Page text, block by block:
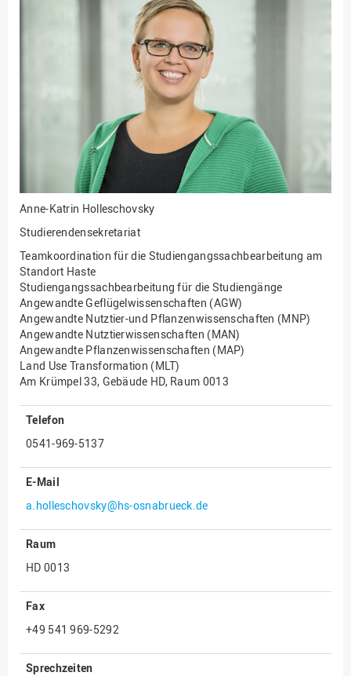
Ingenieurwissenschaften
Fakultät Management,
Fakultät Wirtschafts- und
Sozialwissenschaften
Forschung, Kooperation,
Drittmittel
Gebäude und Technik
Gesellschaftliches
Engagement
Gleichstellungsbüro
Hochschulleitung
Hochschulplanung/-
strategie
Innenrevision
Institut für Musik
IT Service Center
Kommunikation und
Marketing
LearningCenter
Nachhaltigkeit
Personal
Personalrat
Präsidialbüro
Professional School
Anne-Katrin Holleschovsky
Studierendensekretariat
Teamkoordination für die Studiengangssachbearbeitung am
Standort Haste
Studiengangssachbearbeitung für die Studiengänge
Angewandte Geflügelwissenschaften (AGW)
Angewandte Nutztier-und Pflanzenwissenschaften (MNP)
Angewandte Nutztierwissenschaften (MAN)
Angewandte Pflanzenwissenschaften (MAP)
Land Use Transformation (MLT)
Am Krümpel 33, Gebäude HD, Raum 0013
Telefon
0541-969-5137
E-Mail
a.holleschovsky@hs-osnabrueck.de
Raum
HD 0013
Fax
+49 541 969-5292
Sprechzeiten